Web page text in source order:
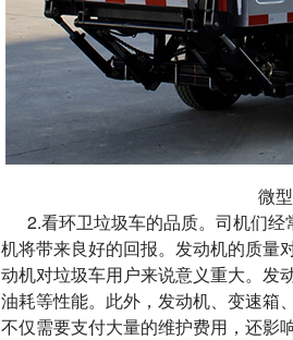
微
2.看环卫垃圾车的品质。司机们经
机将带来良好的回报。发动机的质量
动机对垃圾车用户来说意义重大。发
油耗等性能。此外，发动机、变速箱
不仅需要支付大量的维护费用，还影